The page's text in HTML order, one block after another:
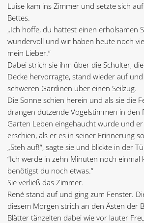
Luise kam ins Zimmer und setzte sich
Bettes.
„Ich hoffe, du hattest einen erholsamen
wundervoll und wir haben heute noch
mein Lieber.“
Dabei strich sie ihm über die Schulter,
Decke hervorragte, stand wieder auf
schweren Gardinen über einen Seilzug.
Die Sonne schien herein und als sie die
drangen dutzende Vogelstimmen in den
Garten Leben eingehaucht wurde und
erschien, als er es in seiner Erinnerung
„Steh auf!“, sagte sie und blickte in der
“Ich werde in zehn Minuten noch einmal
benötigst du noch etwas.“
Sie verließ das Zimmer.
René stand auf und ging zum Fenster.
diesem Morgen strich an den Ästen der
Blätter tänzelten dabei wie vor lauter